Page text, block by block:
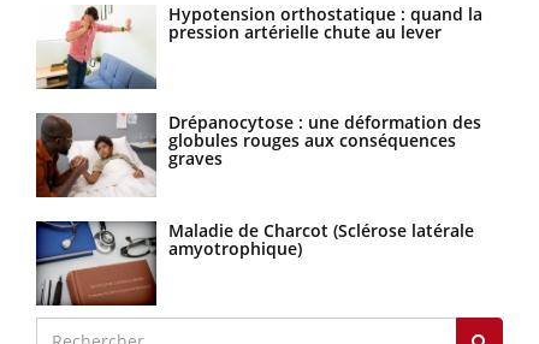
Hypotension orthostatique : quand la
pression artérielle chute au lever
Drépanocytose : une déformation des
globules rouges aux conséquences
graves
Maladie de Charcot (Sclérose latérale
amyotrophique)